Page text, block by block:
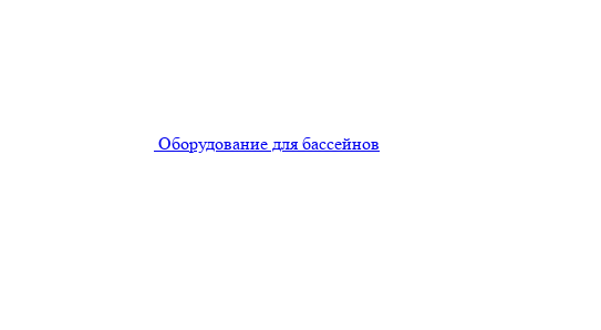
Оборудование для бассейнов